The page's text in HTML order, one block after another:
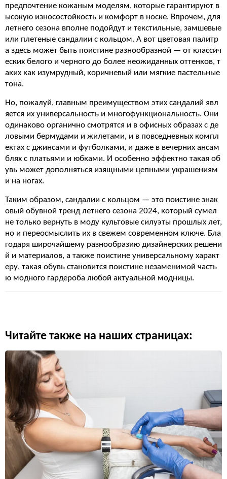
предпочтение кожаным моделям, которые гарантируют в
ысокую износостойкость и комфорт в носке. Впрочем, для
летнего сезона вполне подойдут и текстильные, замшевые
или плетеные сандалии с кольцом. А вот цветовая палитр
а здесь может быть поистине разнообразной — от классич
еских белого и черного до более неожиданных оттенков, т
аких как изумрудный, коричневый или мягкие пастельные
тона.
Но, пожалуй, главным преимуществом этих сандалий явл
яется их универсальность и многофункциональность. Они
одинаково органично смотрятся и в офисных образах с де
ловыми бермудами и жилетами, и в повседневных компл
ектах с джинсами и футболками, и даже в вечерних ансам
блях с платьями и юбками. И особенно эффектно такая об
увь может дополняться изящными цепными украшениям
и на ногах.
Таким образом, сандалии с кольцом — это поистине знак
овый обувной тренд летнего сезона 2024, который сумел
не только вернуть в моду культовые силуэты прошлых лет,
но и переосмыслить их в свежем современном ключе. Бла
годаря широчайшему разнообразию дизайнерских решени
й и материалов, а также поистине универсальному характ
еру, такая обувь становится поистине незаменимой часть
ю модного гардероба любой актуальной модницы.
Читайте также на наших страницах: